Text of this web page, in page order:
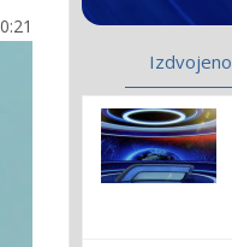
Izdvojeno